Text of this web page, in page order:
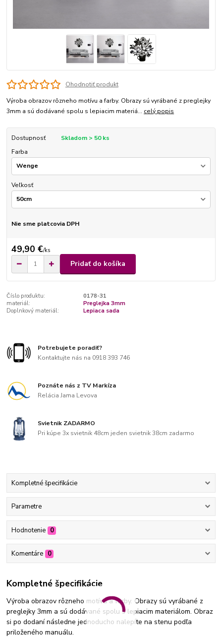
Ohodnotiť produkt
Výroba obrazov rôzneho motívu a farby. Obrazy sú vyrábané z preglejky
3mm a sú dodávané spolu s lepiacim materiá... celý popis
Dostupnosť
Skladom > 50 ks
Farba
Veľkosť
Nie sme platcovia DPH
49,90 €/ks
Pridať do košíka
Číslo produktu:
0178-31
materiál:
Preglejka 3mm
Doplnkový materiál:
Lepiaca sada
Potrebujete poradiť?
Kontaktujte nás na 0918 393 746
Poznáte nás z TV Markíza
Relácia Jama Levova
Svietnik ZADARMO
Pri kúpe 3x svietnik 48cm jeden svietnik 38cm zadarmo
Kompletné špecifikácie
Parametre
Hodnotenie 0
Komentáre 0
Kompletné špecifikácie
Výroba obrazov rôzneho motívu a farby. Obrazy sú vyrábané z
preglejky 3mm a sú dodávané spolu s lepiacim materiálom. Obraz
si po dodaní následne jednoducho nalepíte na stenu podľa
priloženého manuálu.